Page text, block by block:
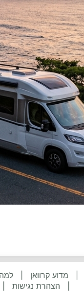
מדוע קרוואן
הצהרת נגישות